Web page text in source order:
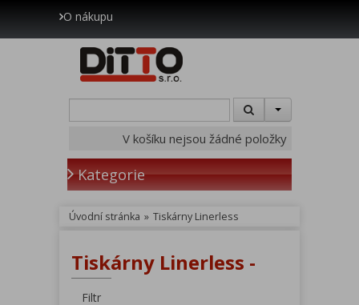
O nákupu
V košíku nejsou žádné položky
Kategorie
Úvodní stránka » Tiskárny Linerless
Tiskárny Linerless -
Filtr